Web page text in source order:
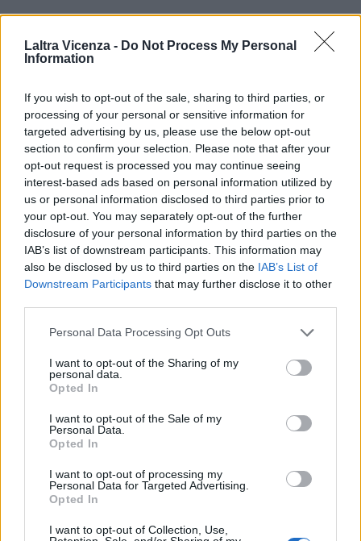
Laltra Vicenza - Do Not Process My Personal
Information
If you wish to opt-out of the sale, sharing to third parties, or
processing of your personal or sensitive information for
targeted advertising by us, please use the below opt-out
section to confirm your selection. Please note that after your
opt-out request is processed you may continue seeing
interest-based ads based on personal information utilized by
us or personal information disclosed to third parties prior to
your opt-out. You may separately opt-out of the further
disclosure of your personal information by third parties on the
IAB’s list of downstream participants. This information may
also be disclosed by us to third parties on the IAB’s List of
Downstream Participants that may further disclose it to other
Personal Data Processing Opt Outs
I want to opt-out of the Sharing of my
personal data.
Opted In
I want to opt-out of the Sale of my
Personal Data.
Opted In
I want to opt-out of processing my
Personal Data for Targeted Advertising.
Opted In
I want to opt-out of Collection, Use,
Montecchio Maggiore, al Castello di
Romeo arrivano “Le nozze di Figaro” di
Mozart per Vicenza in Lirica
Ferragosto: Gallerie d’Italia Intesa
Sanpaolo di Vicenza aperte gratis
Paolo Gnutti premiato come eccellenza
Scledum film festival
Italy, sulla strada del sogno”